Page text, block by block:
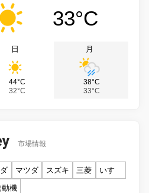
33°C
日
44°C
32°C
月
38°C
33°C
市場情報
マツダ スズキ 三菱
いすゞ
動機